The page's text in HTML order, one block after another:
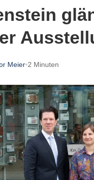
Meier•2 Minuten